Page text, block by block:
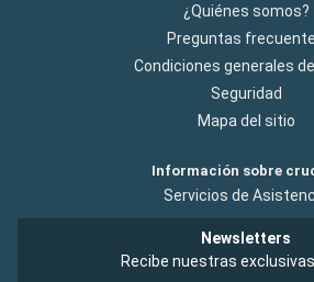
¿Quiénes somos?
Preguntas
Condiciones generales
Seguridad
Mapa del sitio
Información sobre
Servicios de
Newsletters
Recibe nuestras